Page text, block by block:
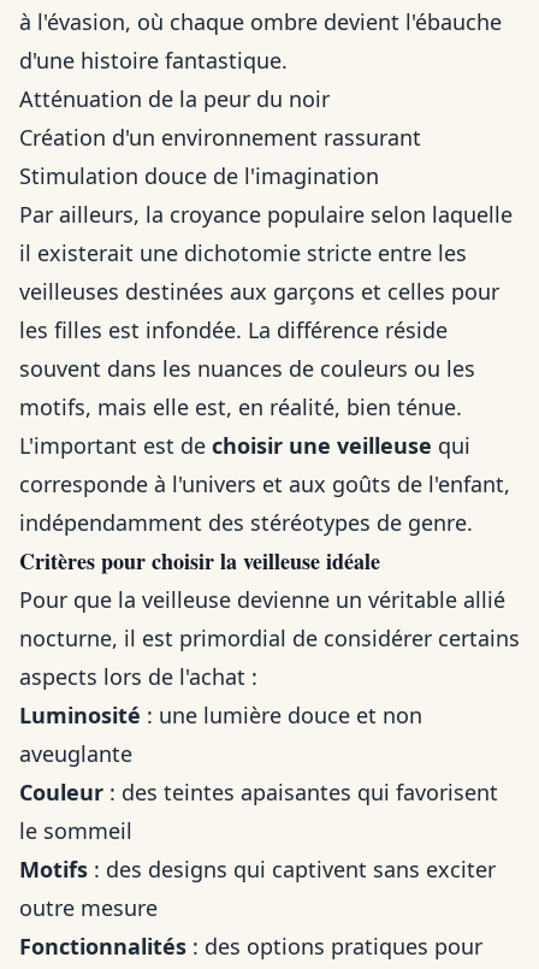
à l'évasion, où chaque ombre devient l'ébauche
d'une histoire fantastique.
Atténuation de la peur du noir
Création d'un environnement rassurant
Stimulation douce de l'imagination
Par ailleurs, la croyance populaire selon laquelle
il existerait une dichotomie stricte entre les
veilleuses destinées aux garçons et celles pour
les filles est infondée. La différence réside
souvent dans les nuances de couleurs ou les
motifs, mais elle est, en réalité, bien ténue.
L'important est de choisir une veilleuse qui
corresponde à l'univers et aux goûts de l'enfant,
indépendamment des stéréotypes de genre.
Critères pour choisir la veilleuse idéale
Pour que la veilleuse devienne un véritable allié
nocturne, il est primordial de considérer certains
aspects lors de l'achat :
Luminosité : une lumière douce et non
aveuglante
Couleur : des teintes apaisantes qui favorisent
le sommeil
Motifs : des designs qui captivent sans exciter
outre mesure
Fonctionnalités : des options pratiques pour